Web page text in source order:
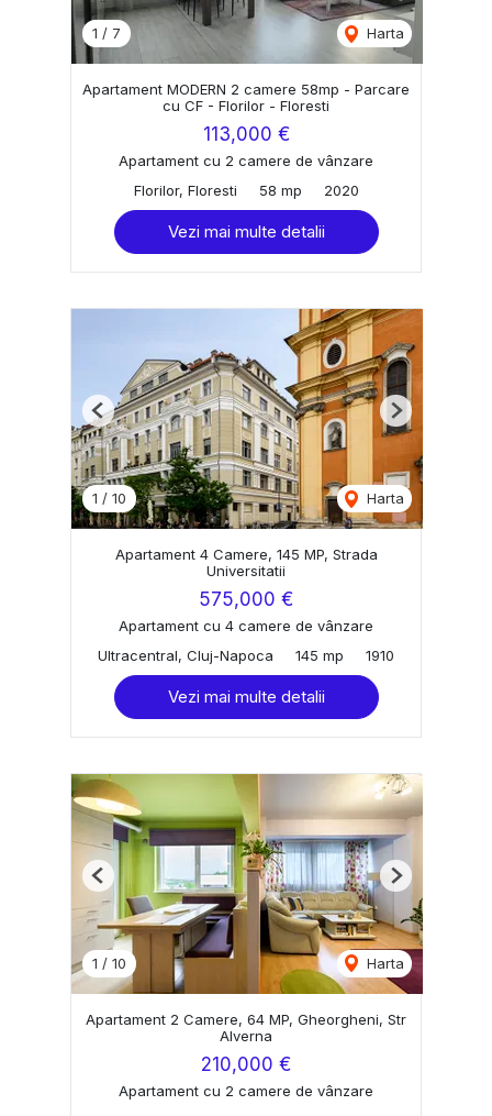
1 / 7 Harta
Apartament MODERN 2 camere 58mp - Parcare
cu CF - Florilor - Floresti
113,000 €
Apartament cu 2 camere de vânzare
Florilor, Floresti
58 mp 2020
Vezi mai multe detalii
1 / 10 Harta
Previous Next
Apartament 4 Camere, 145 MP, Strada
Universitatii
575,000 €
Apartament cu 4 camere de vânzare
Ultracentral, Cluj-Napoca
145 mp 1910
Vezi mai multe detalii
1 / 10 Harta
Previous Next
Apartament 2 Camere, 64 MP, Gheorgheni, Str
Alverna
210,000 €
Apartament cu 2 camere de vânzare